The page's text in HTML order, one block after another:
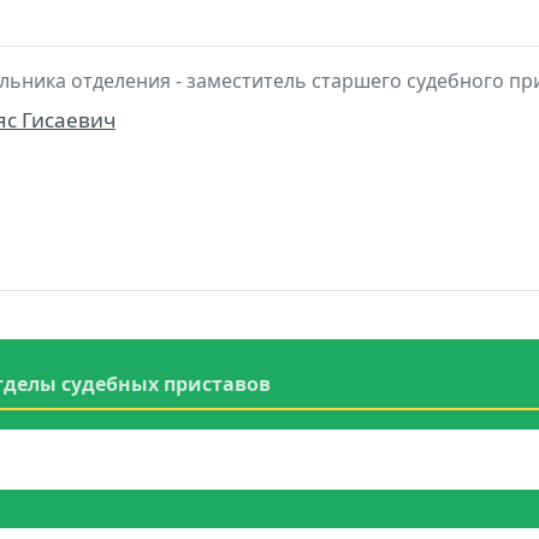
отделения - заместитель старшего судебного
Гисаевич
судебных приставов